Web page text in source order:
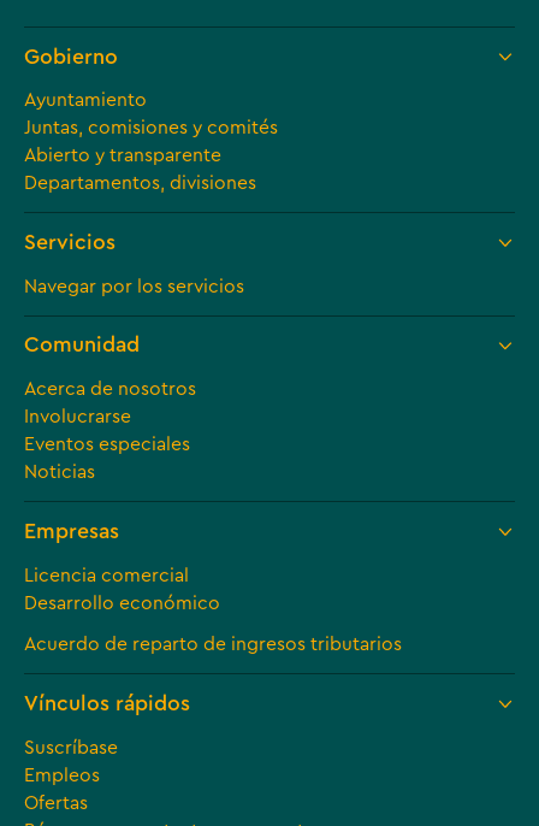
Gobierno
Ayuntamiento
Juntas, comisiones y comités
Abierto y transparente
Departamentos, divisiones
Servicios
Navegar por los servicios
Comunidad
Acerca de nosotros
Involucrarse
Eventos especiales
Noticias
Empresas
Licencia comercial
Desarrollo económico
Acuerdo de reparto de ingresos tributarios
Vínculos rápidos
Suscríbase
Empleos
Ofertas